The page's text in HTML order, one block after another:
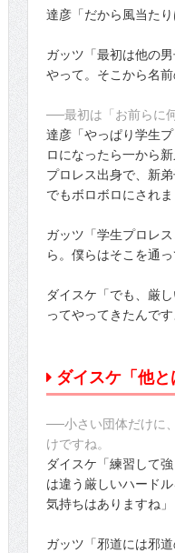
達彦「だから風当た
ガッツ「最初は他の
やって。そこから名
──最初は「お前らに
達彦「やっぱり学生
ロになったら一から
プロレス出身で、新
でもボロボロにされ
ガッツ「学生プロレ
ら。僕らはそこを通っ
ダイスケ「でも、厳
ってやってきたんです
ダイスケ「他と
──小さい団体だけに
けですね。
ダイスケ「練習して
は違う厳しいハード
気持ちはありますね」
ガッツ「邪道には邪